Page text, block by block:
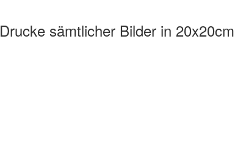
Drucke sämtlicher Bilder in